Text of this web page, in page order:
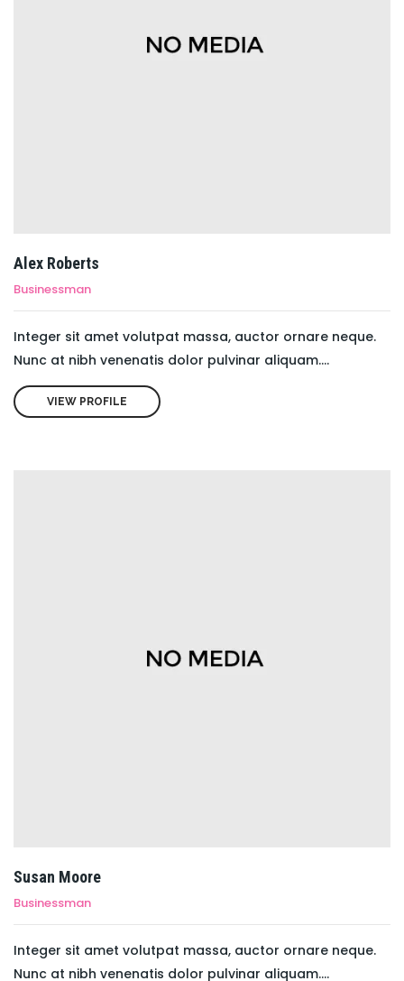
Alex Roberts
Businessman
Integer sit amet volutpat massa, auctor ornare neque.
Nunc at nibh venenatis dolor pulvinar aliquam....
VIEW PROFILE
Susan Moore
Businessman
Integer sit amet volutpat massa, auctor ornare neque.
Nunc at nibh venenatis dolor pulvinar aliquam....